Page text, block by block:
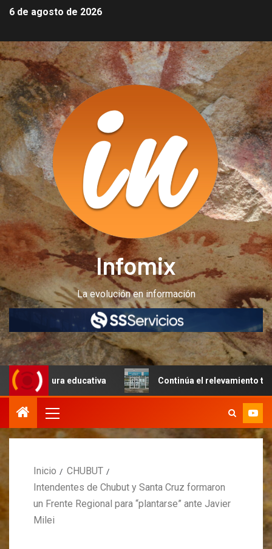
6 de agosto de 2026
Infomix
La evolución en información
educativa Continúa el relevamiento técnico en
Inicio
CHUBUT
Intendentes de Chubut y Santa Cruz formaron
un Frente Regional para “plantarse” ante Javier
Milei